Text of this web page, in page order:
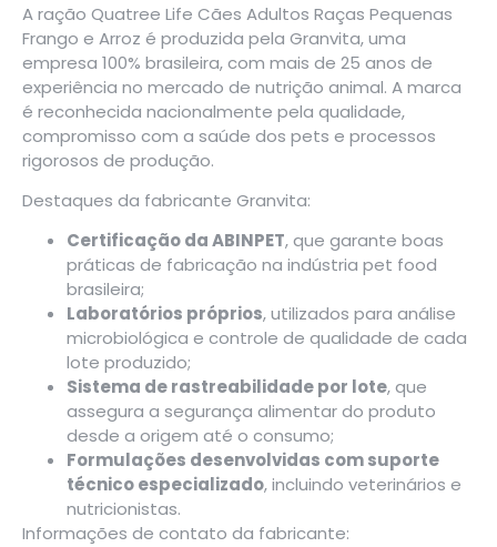
A ração Quatree Life Cães Adultos Raças Pequenas
Frango e Arroz é produzida pela Granvita, uma
empresa 100% brasileira, com mais de 25 anos de
experiência no mercado de nutrição animal. A marca
é reconhecida nacionalmente pela qualidade,
compromisso com a saúde dos pets e processos
rigorosos de produção.
Destaques da fabricante Granvita:
Certificação da ABINPET, que garante boas
práticas de fabricação na indústria pet food
brasileira;
Laboratórios próprios, utilizados para análise
microbiológica e controle de qualidade de cada
lote produzido;
Sistema de rastreabilidade por lote, que
assegura a segurança alimentar do produto
desde a origem até o consumo;
Formulações desenvolvidas com suporte
técnico especializado, incluindo veterinários e
nutricionistas.
Informações de contato da fabricante: